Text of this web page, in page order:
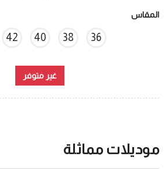
المقاس
36
38
40
42
غير متوفر
موديلات مماثلة